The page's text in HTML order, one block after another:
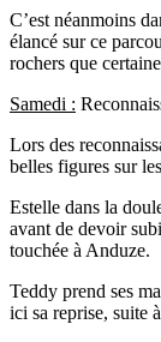
C’est néanmoins
élancé sur ce
rochers que
Samedi :
Lors des
belles figures sur
Estelle dans la
avant de devoir
touchée à Anduze.
Teddy prend ses
ici sa reprise, suite